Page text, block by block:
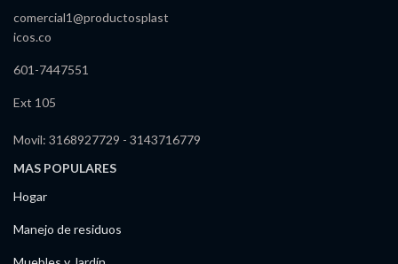
comercial1@productosplast
icos.co
601-7447551
Ext 105
Movil: 3168927729 - 3143716779
MAS POPULARES
Hogar
Manejo de residuos